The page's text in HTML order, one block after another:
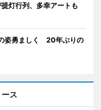
灯行列、多幸アートも
姿勇ましく 20年ぶりの
ス